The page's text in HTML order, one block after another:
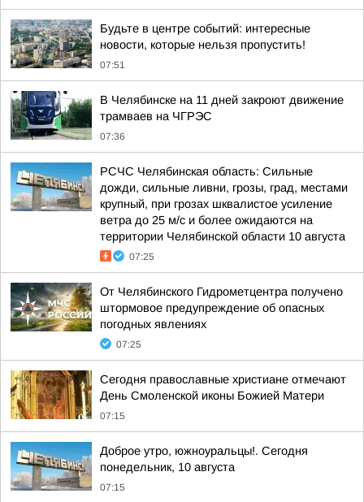
Будьте в центре событий: интересные
новости, которые нельзя пропустить!
07:51
В Челябинске на 11 дней закроют движение
трамваев на ЧГРЭС
07:36
РСЧС Челябинская область: Сильные
дожди, сильные ливни, грозы, град, местами
крупный, при грозах шквалистое усиление
ветра до 25 м/с и более ожидаются на
территории Челябинской области 10 августа
07:25
От Челябинского Гидрометцентра получено
штормовое предупреждение об опасных
погодных явлениях
07:25
Сегодня православные христиане отмечают
День Смоленской иконы Божией Матери
07:15
Доброе утро, южноуральцы!. Сегодня
понедельник, 10 августа
07:15